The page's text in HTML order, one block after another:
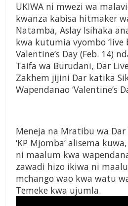
UKIWA ni mwezi wa
kwanza kabisa hitmaker
Natamba, Aslay Isihaka
kwa kutumia vyombo ‘live
Valentine’s Day (Feb. 14)
Taifa wa Burudani, Dar
Zakhem jijini Dar katika
Wapendanao ‘Valentine’s
Meneja na Mratibu wa
‘KP Mjomba’ alisema
ni maalum kwa
zawadi hizo ikiwa ni
mchango wao kwa watu
Temeke kwa ujumla.